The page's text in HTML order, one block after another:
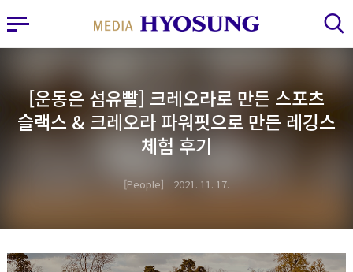
MY FRIEND HYOSUNG
사이드바 열기 검색 레이어 열기
[운동은 섬유빨] 크레오라로 만든 스포츠
슬랙스 & 크레오라 파워핏으로 만든 레깅스
체험 후기
People 2021. 11. 17.